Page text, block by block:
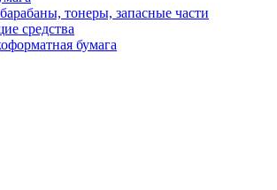
тонеры, запасные части
средства
бумага